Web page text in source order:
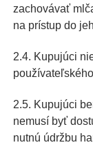
zachovávať
na prístup do
2.4. Kupujúci
2.5. Kupujúci
nemusí byť
nutnú údržbu